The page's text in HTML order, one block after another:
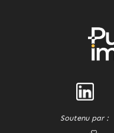
Soutenu par :